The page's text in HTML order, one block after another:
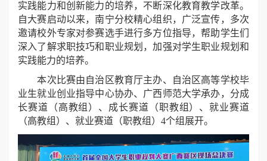
实践能力和创新能力的培养，不断深化教育教学改革。
自大赛启动以来，南宁分校精心组织，广泛宣传，多次
邀请校外专家对参赛选手进行多方位指导，帮助学生们
深入了解求职技巧和职业规划，加强对学生职业规划和
实践能力的培养。
本次比赛由自治区教育厅主办、自治区高等学校毕
业生就业创业指导中心协办、广西师范大学承办，分成
长赛道（高教组）、成长赛道（职教组）、就业赛道
（高教组）、就业赛道（职教组）4个组展开。